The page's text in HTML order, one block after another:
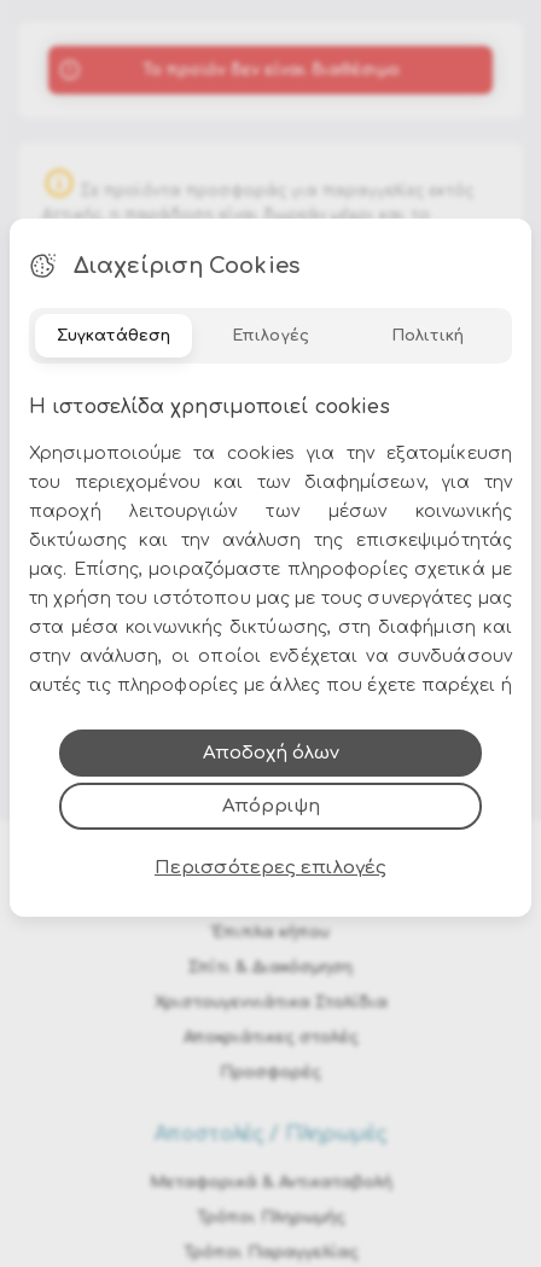
To προϊόν δεν είναι διαθέσιμο
Σε προϊόντα προσφοράς για παραγγελίες εκτός
Αττικής, η παράδοση είναι δωρεάν μέχρι και το
αποστολής από το πρακτορείο των Αθηνών μέχρι το
Aluminium Frame, Powder Coated (Polyester). Seat And
Back Cushions With Removable Cover In Olefin Fabric
(100% Polypropylene). Coffee Table With Printed Glass Top.
Όλες οι προσφορές και τα νέα του Epilegin,
στο email και τα social media!
Προϊόντα
Έπιπλα κήπου
Σπίτι & Διακόσμηση
Χριστουγεννιάτικα Στολίδια
Αποκριάτικες στολές
Προσφορές
Αποστολές / Πληρωμές
Μεταφορικά & Αντικαταβολή
Τρόποι Πληρωμής
Τρόποι Παραγγελίας
Διαχείριση Cookies
Συγκατάθεση Επιλογές Πολιτική
Η ιστοσελίδα χρησιμοποιεί cookies
Χρησιμοποιούμε τα cookies για την εξατομίκευση
του περιεχομένου και των διαφημίσεων, για την
παροχή λειτουργιών των μέσων κοινωνικής
δικτύωσης και την ανάλυση της επισκεψιμότητάς
μας. Επίσης, μοιραζόμαστε πληροφορίες σχετικά με
τη χρήση του ιστότοπου μας με τους συνεργάτες μας
στα μέσα κοινωνικής δικτύωσης, στη διαφήμιση και
στην ανάλυση, οι οποίοι ενδέχεται να συνδυάσουν
αυτές τις πληροφορίες με άλλες που έχετε παρέχει ή
τους.
Απόρριψη
Αποδοχή όλων
Περισσότερες επιλογές